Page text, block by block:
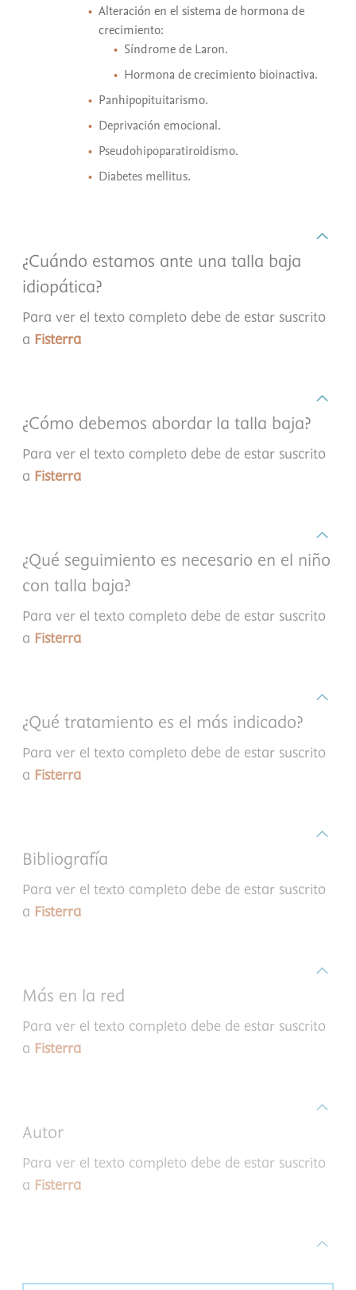
Alteración en el sistema de hormona de
crecimiento:
Síndrome de Laron.
Hormona de crecimiento bioinactiva.
Panhipopituitarismo.
Deprivación emocional.
Pseudohipoparatiroidismo.
Diabetes mellitus.
¿Cuándo estamos ante una talla baja
idiopática?
Para ver el texto completo debe de estar suscrito
a Fisterra
¿Cómo debemos abordar la talla baja?
Para ver el texto completo debe de estar suscrito
a Fisterra
¿Qué seguimiento es necesario en el niño
con talla baja?
Para ver el texto completo debe de estar suscrito
a Fisterra
¿Qué tratamiento es el más indicado?
Para ver el texto completo debe de estar suscrito
a Fisterra
Bibliografía
Para ver el texto completo debe de estar suscrito
a Fisterra
Más en la red
Para ver el texto completo debe de estar suscrito
a Fisterra
Autor
Para ver el texto completo debe de estar suscrito
a Fisterra